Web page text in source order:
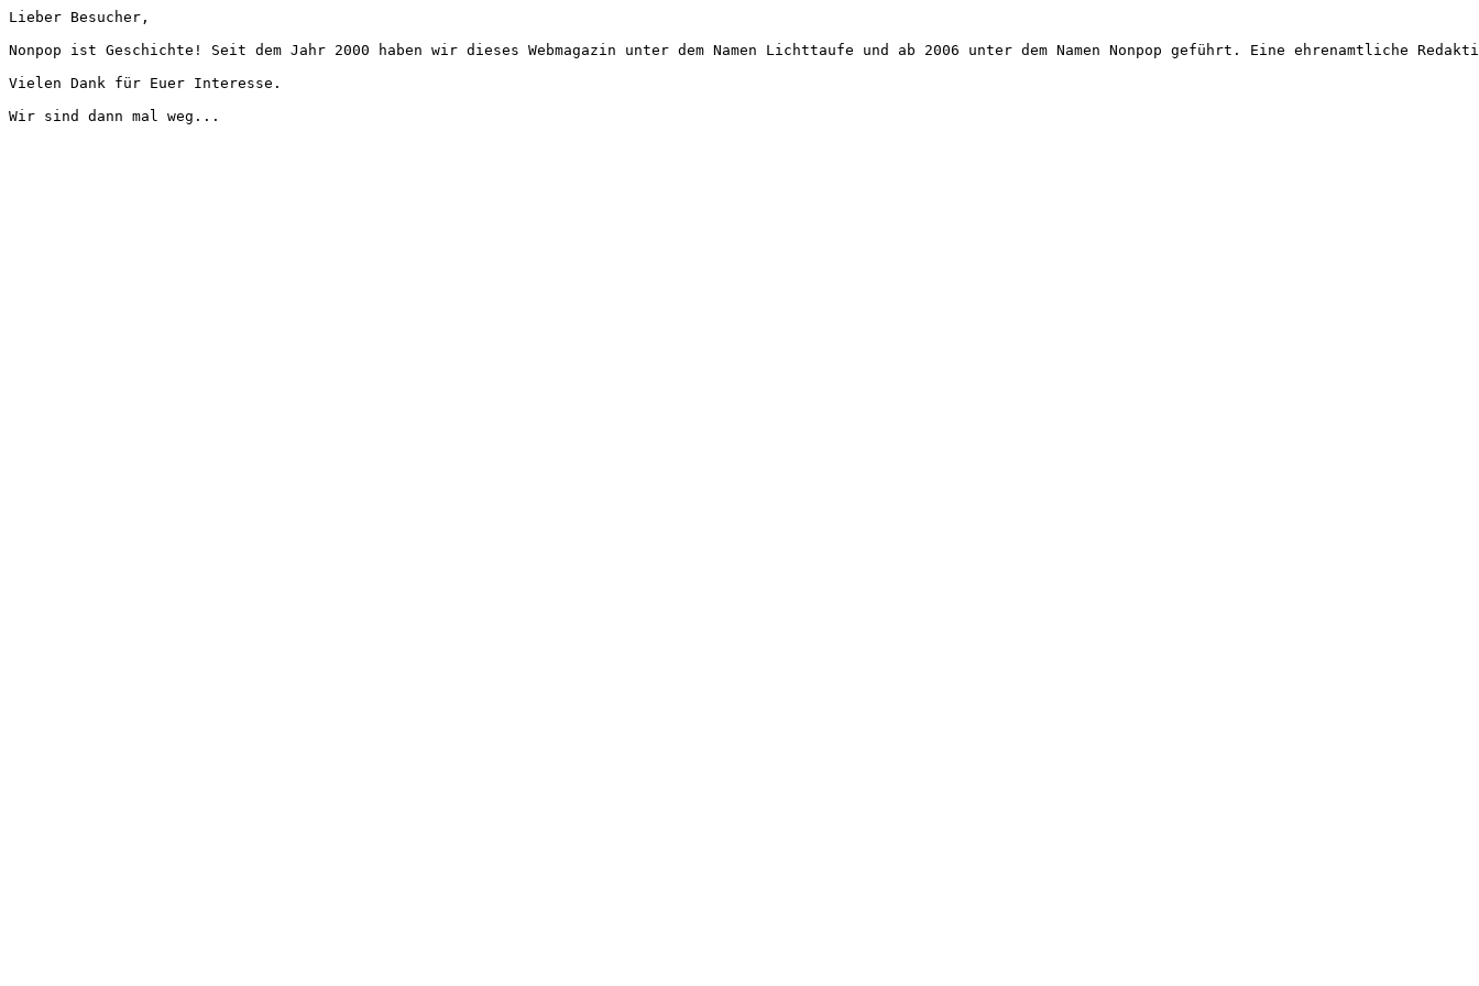
Lieber Besucher,
Nonpop ist Geschichte! Seit dem Jahr 2000 haben wir dieses Webmagazin unter dem Namen Lichttaufe und ab 2006 unter dem Namen Nonpop geführt. Eine ehrenamtliche
Vielen Dank für Euer Interesse.
Wir sind dann mal weg...